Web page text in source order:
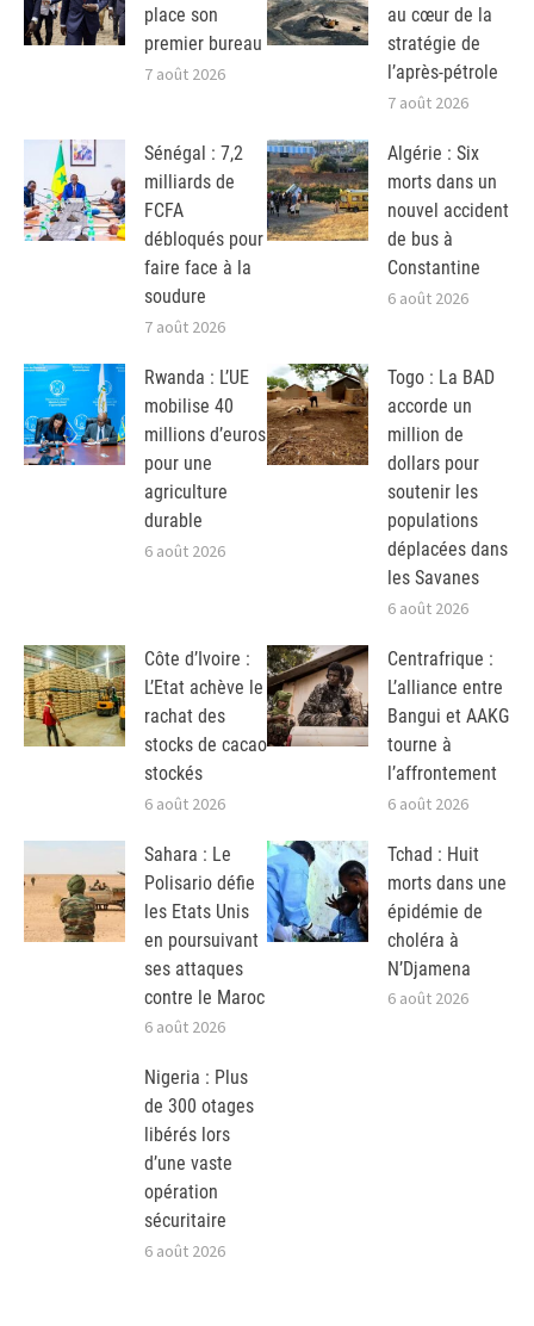
place son
premier bureau
7 août 2026
au cœur de la
stratégie de
l’après-pétrole
7 août 2026
Sénégal : 7,2
milliards de
FCFA
débloqués pour
faire face à la
soudure
7 août 2026
Algérie : Six
morts dans un
nouvel accident
de bus à
Constantine
6 août 2026
Rwanda : L’UE
mobilise 40
millions d’euros
pour une
agriculture
durable
6 août 2026
Togo : La BAD
accorde un
million de
dollars pour
soutenir les
populations
déplacées dans
les Savanes
6 août 2026
Côte d’Ivoire :
L’Etat achève le
rachat des
stocks de cacao
stockés
6 août 2026
Centrafrique :
L’alliance entre
Bangui et AAKG
tourne à
l’affrontement
6 août 2026
Sahara : Le
Polisario défie
les Etats Unis
en poursuivant
ses attaques
contre le Maroc
6 août 2026
Tchad : Huit
morts dans une
épidémie de
choléra à
N’Djamena
6 août 2026
Nigeria : Plus
de 300 otages
libérés lors
d’une vaste
opération
sécuritaire
6 août 2026